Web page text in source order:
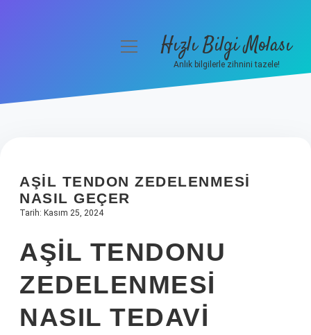
Hakkımızda
menüyüHızlı Bilgi Molası
Anlık bilgilerle zihnini tazele!
AŞIL TENDON ZEDELENMESI
NASIL GEÇER
Tarih: Kasım 25, 2024
AŞIL TENDONU
ZEDELENMESI
NASIL TEDAVI